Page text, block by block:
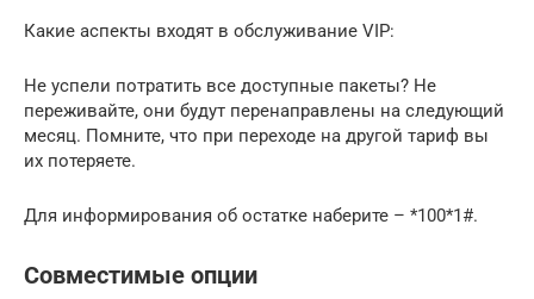
Какие аспекты входят в обслуживание VIP:
Не успели потратить все доступные пакеты? Не
переживайте, они будут перенаправлены на следующий
месяц. Помните, что при переходе на другой тариф вы
их потеряете.
Для информирования об остатке наберите – *100*1#.
Совместимые опции